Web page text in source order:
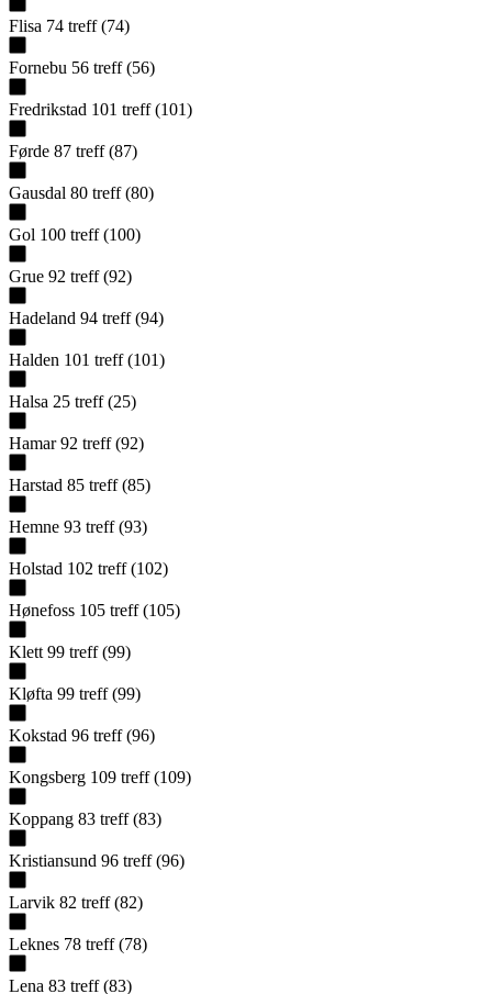
Flisa 74 treff (74)
Fornebu 56 treff (56)
Fredrikstad 101 treff (101)
Førde 87 treff (87)
Gausdal 80 treff (80)
Gol 100 treff (100)
Grue 92 treff (92)
Hadeland 94 treff (94)
Halden 101 treff (101)
Halsa 25 treff (25)
Hamar 92 treff (92)
Harstad 85 treff (85)
Hemne 93 treff (93)
Holstad 102 treff (102)
Hønefoss 105 treff (105)
Klett 99 treff (99)
Kløfta 99 treff (99)
Kokstad 96 treff (96)
Kongsberg 109 treff (109)
Koppang 83 treff (83)
Kristiansund 96 treff (96)
Larvik 82 treff (82)
Leknes 78 treff (78)
Lena 83 treff (83)